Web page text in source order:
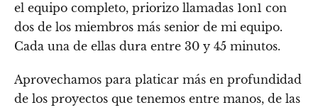
el equipo completo, priorizo llamadas 1on1 con
dos de los miembros más senior de mi equipo.
Cada una de ellas dura entre 30 y 45 minutos.
Aprovechamos para platicar más en profundidad
de los proyectos que tenemos entre manos, de las